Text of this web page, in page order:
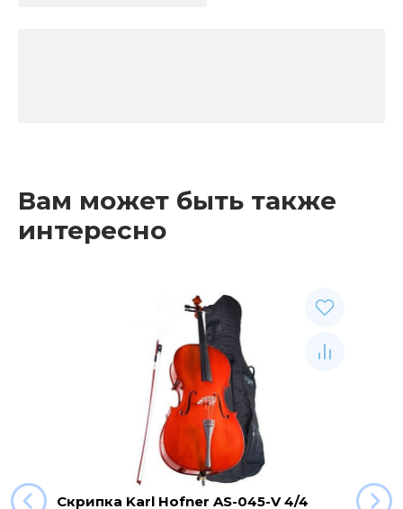
Вам может быть также
интересно
Скрипка Karl Hofner AS-045-V 4/4